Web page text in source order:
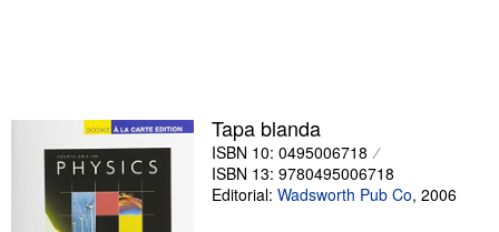
Vendedores
Comenzar a vender
Ayuda
Tapa blanda
ISBN 10: 0495006718
ISBN 13: 9780495006718
Editorial: Wadsworth Pub Co, 2006